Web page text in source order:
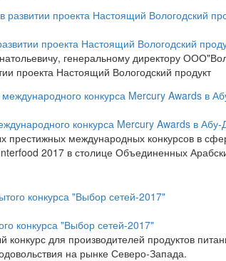
проекта Настоящий Вологодский
генеральному директору
проекта Настоящий Вологодский продукт
конкурса Mercury Awards в Абу-
престижных международных конкурсов в
2017 в столице Объединенных
конкурса "Выбор сетей-2017"
конкурс для производителей продуктов
на рынке Северо-Запада.